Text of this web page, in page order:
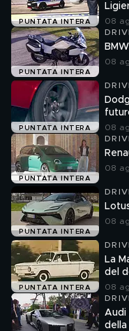
PUNTATA INTERA 08
PUNTATA INTERA
08
PUNTATA INTERA 08
PUNTATA INTERA
08
PUNTATA INTERA
08
PUNTATA INTERA
La
del
08
Audi
della